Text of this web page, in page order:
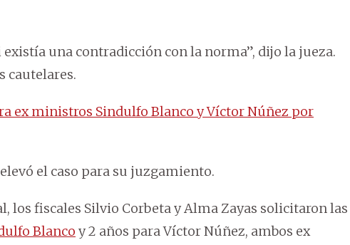
una contradicción con la norma”, dijo la jueza.
cautelares.
ex ministros Sindulfo Blanco y Víctor Núñez por
el caso para su juzgamiento.
los fiscales Silvio Corbeta y Alma Zayas solicitaron las
Blanco y 2 años para Víctor Núñez, ambos ex